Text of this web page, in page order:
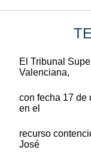
El Tribunal
Valenciana,
con fecha 17 de
en el
recurso
José